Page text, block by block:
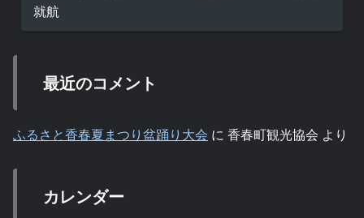
就航
最近のコメント
ふるさと香春夏まつり盆踊り大会 に 香春町観光協会 より
カレンダー